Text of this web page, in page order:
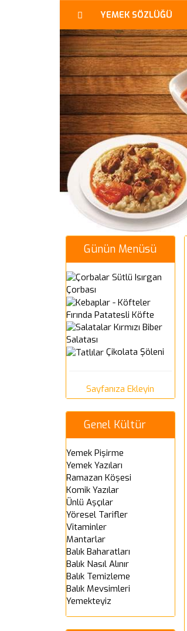
YEMEK SÖZLÜĞÜ
Günün Menüsü
Sütlü Isırgan
Çorbası
Fırında Patatesli Köfte
Kırmızı Biber
Salatası
Çikolata Şöleni
Sayfanıza Ekleyin
Genel Kültür
Yemek Pişirme
Yemek Yazıları
Ramazan Köşesi
Komik Yazılar
Ünlü Aşçılar
Yöresel Tarifler
Vitaminler
Mantarlar
Balık Baharatları
Balık Nasıl Alınır
Balık Temizleme
Balık Mevsimleri
Yemekteyiz